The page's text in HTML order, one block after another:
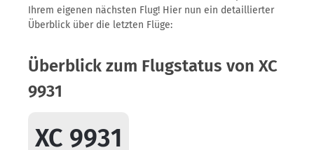
Ihrem eigenen nächsten Flug! Hier nun ein detaillierter
Überblick über die letzten Flüge:
Überblick zum Flugstatus von XC
9931
XC 9931